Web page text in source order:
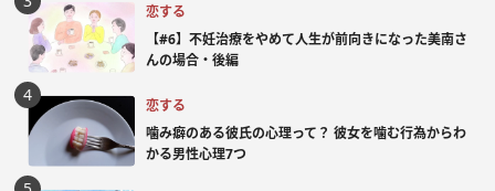
恋する
【#6】不妊治療をやめて人生が前向きになった美南さ
んの場合・後編
恋する
噛み癖のある彼氏の心理って？ 彼女を噛む行為からわ
かる男性心理7つ